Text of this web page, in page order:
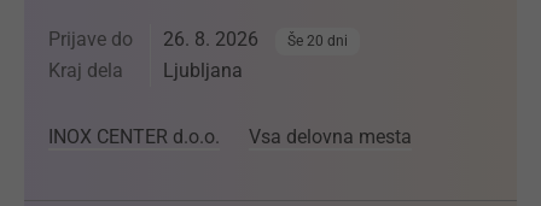
Prijave do 26. 8. 2026 Še 20 dni
Kraj dela Ljubljana
INOX CENTER d.o.o. Vsa delovna mesta